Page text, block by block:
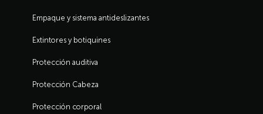
Empaque y sistema antideslizantes
Extintores y botiquines
Protección auditiva
Protección Cabeza
Protección corporal